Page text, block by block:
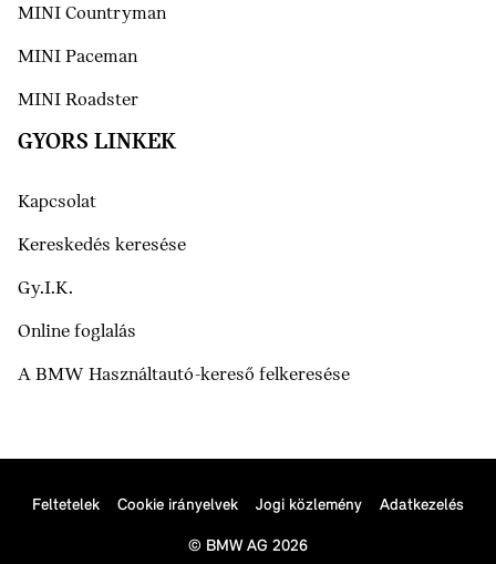
MINI Countryman
MINI Paceman
MINI Roadster
GYORS LINKEK
Kapcsolat
Kereskedés keresése
Gy.I.K.
Online foglalás
A BMW Használtautó-kereső felkeresése
Feltetelek Cookie irányelvek Jogi közlemény Adatkezelés
© BMW AG 2026